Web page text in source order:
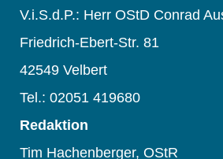
V.i.S.d.P.: Herr OStD Conrad
Friedrich-Ebert-Str. 81
42549 Velbert
Tel.: 02051 419680
Redaktion
Tim Hachenberger, OStR